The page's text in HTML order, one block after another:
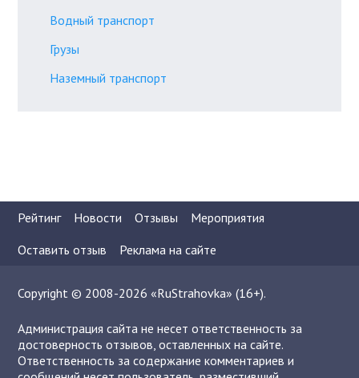
Водный транспорт
Грузы
Наземный транспорт
Рейтинг Новости Отзывы
Мероприятия
Оставить отзыв
Реклама на сайте
Copyright © 2008-2026 «RuStrahovka» (16+).
Администрация сайта не несет ответственность за
достоверность отзывов, оставленных на сайте.
Ответственность за содержание комментариев и